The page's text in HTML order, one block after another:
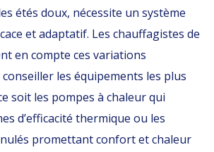
étés doux, nécessite un système
et adaptatif. Les chauffagistes de
en compte ces variations
les équipements les plus
soit les pompes à chaleur qui
d’efficacité thermique ou les
promettant confort et chaleur